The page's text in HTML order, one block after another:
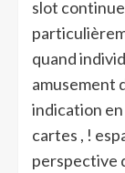
slot
quand
amusement
indication
cartes , !
perspective